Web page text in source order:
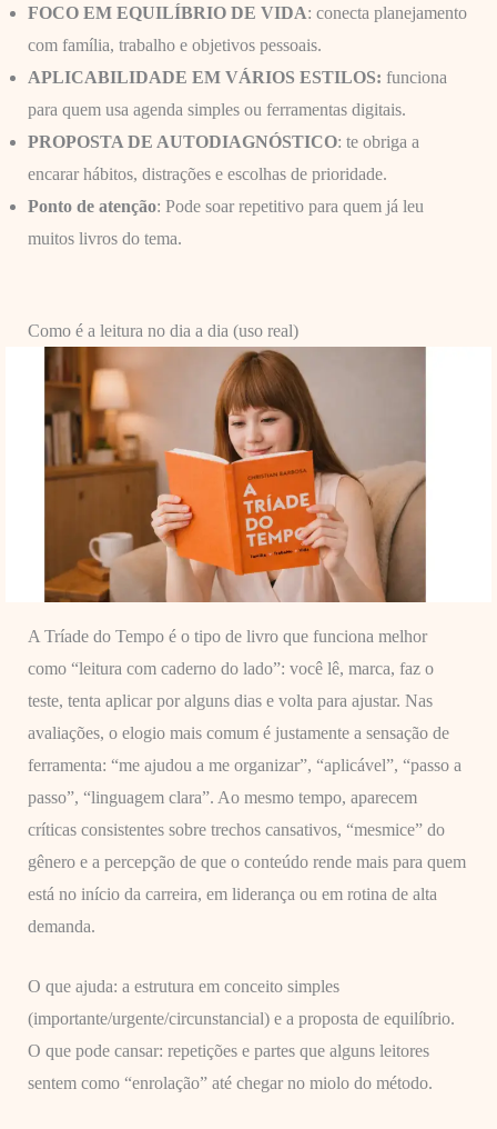
FOCO EM EQUILÍBRIO DE VIDA: conecta planejamento
com família, trabalho e objetivos pessoais.
APLICABILIDADE EM VÁRIOS ESTILOS: funciona
para quem usa agenda simples ou ferramentas digitais.
PROPOSTA DE AUTODIAGNÓSTICO: te obriga a
encarar hábitos, distrações e escolhas de prioridade.
Ponto de atenção: Pode soar repetitivo para quem já leu
muitos livros do tema.
Como é a leitura no dia a dia (uso real)
A Tríade do Tempo é o tipo de livro que funciona melhor
como “leitura com caderno do lado”: você lê, marca, faz o
teste, tenta aplicar por alguns dias e volta para ajustar. Nas
avaliações, o elogio mais comum é justamente a sensação de
ferramenta: “me ajudou a me organizar”, “aplicável”, “passo a
passo”, “linguagem clara”. Ao mesmo tempo, aparecem
críticas consistentes sobre trechos cansativos, “mesmice” do
gênero e a percepção de que o conteúdo rende mais para quem
está no início da carreira, em liderança ou em rotina de alta
demanda.
O que ajuda: a estrutura em conceito simples
(importante/urgente/circunstancial) e a proposta de equilíbrio.
O que pode cansar: repetições e partes que alguns leitores
sentem como “enrolação” até chegar no miolo do método.